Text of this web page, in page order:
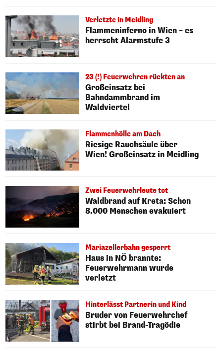
Verletzte in Meidling
Flammeninferno in Wien – es
herrscht Alarmstufe 3
23 (!) Feuerwehren rückten an
Großeinsatz bei
Bahndammbrand im
Waldviertel
Flammenhölle am Dach
Riesige Rauchsäule über
Wien! Großeinsatz in Meidling
Zwei Feuerwehrleute tot
Waldbrand auf Kreta: Schon
8.000 Menschen evakuiert
Mariazellerbahn gesperrt
Haus in NÖ brannte:
Feuerwehrmann wurde
verletzt
Hinterlässt Partnerin und Kind
Bruder von Feuerwehrchef
stirbt bei Brand-Tragödie